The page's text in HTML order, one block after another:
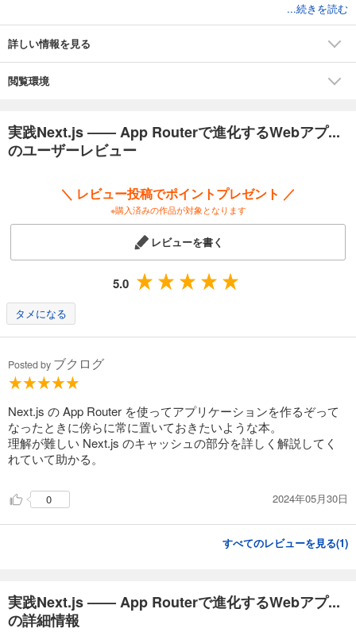
1.3：SPAならではのナビゲーション
1.4：ネスト可能なレイアウト
2-2：Server Componentのデータ取得
●第3章：App Routerの規約
3.1：Segment構成ファイル
3.4：Routeのメタデータ
●第4章：Route Handler
4.1：Route Handlerの定義
4.2：Route Handlerのレンダリング
4.3：Route Handlerの使用例
●第5章：サンプルアプリの概要
5.1：サンプルコードの概要とシステム構成
5.2：ローカル開発環境の構築
5.3：ORMライブラリ「Prisma」の概要
DBビジュアルエディター「Prisma Studio」の概要
5.5：開発環境のストレージサーバー
●第6章：データ取得とキャッシュ
6.1：サンプルコード共通のUIコンポーネント
6.2：fetch関数でのデータ取得
6.3：fetch関数のRequestのメモ化
6.4：fetch関数のキャッシュ
6.5：Prisma Clientでのデータ取得
6.6：Prisma ClientのRequestのメモ化
●第7章：認証機能
●第8章：モーダル表示とデータ連携
8.1：汎用的なモーダルコンポーネント
8.2：Parallel RoutesとIntercepting Routesを用いたモーダル
...続きを読む
詳しい情報を見る
閲覧環境
実践Next.js —— App Routerで進化するWebアプ...
のユーザーレビュー
＼ レビュー投稿でポイントプレゼント ／
※購入済みの作品が対象となります
レビューを書く
5.0
タメになる
Posted by ブクログ
Next.js の App Router を使ってアプリケーションを作るぞって
なったときに傍らに常に置いておきたいような本。
理解が難しい Next.js のキャッシュの部分を詳しく解説してく
れていて助かる。
0 2024年05月30日
すべてのレビューを見る(1)
実践Next.js —— App Routerで進化するWebアプ...
の詳細情報